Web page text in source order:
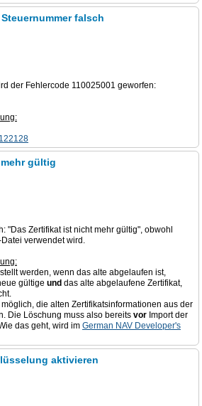
falsch
der Fehlercode 110025001 geworfen:
gültig
"Das Zertifikat ist nicht mehr gültig", obwohl
verwendet wird.
werden, wenn das alte abgelaufen ist,
gültige und das alte abgelaufene Zertifikat,
die alten Zertifikatsinformationen aus der
Die Löschung muss also bereits vor Import der
das geht, wird im German NAV Developer's
aktivieren